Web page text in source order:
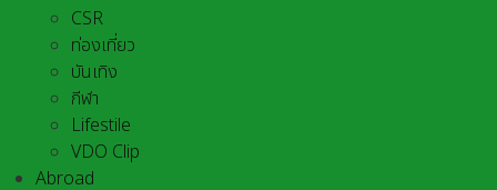
CSR
ท่องเที่ยว
บันเทิง
กีฬา
Lifestile
VDO Clip
Abroad